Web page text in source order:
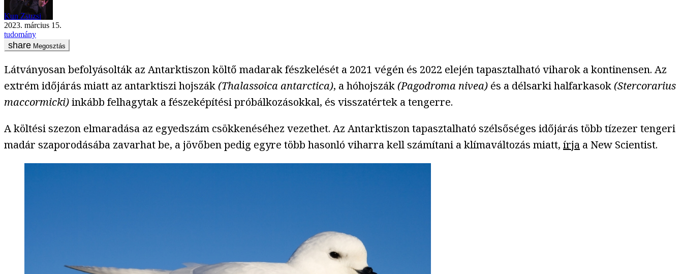
Kun Zsuzsi
2023. március 15.
tudomány
Megosztás
Látványosan befolyásolták az Antarktiszon költő madarak fészkelését a 2021 végén és 2022 elején tapasztalható viharok a kontinensen. Az
extrém időjárás miatt az antarktiszi hojszák(Thalassoica antarctica), a hóhojszák(Pagodroma nivea) és a délsarki halfarkasok(Stercorarius
maccormicki)inkább felhagytak a fészeképítési próbálkozásokkal, és visszatértek a tengerre.
A költési szezon elmaradása az egyedszám csökkenéséhez vezethet. Az Antarktiszon tapasztalható szélsőséges időjárás több tízezer tengeri
madár szaporodásába zavarhat be, a jövőben pedig egyre több hasonló viharra kell számítani a klímaváltozás miatt, írja a New Scientist.